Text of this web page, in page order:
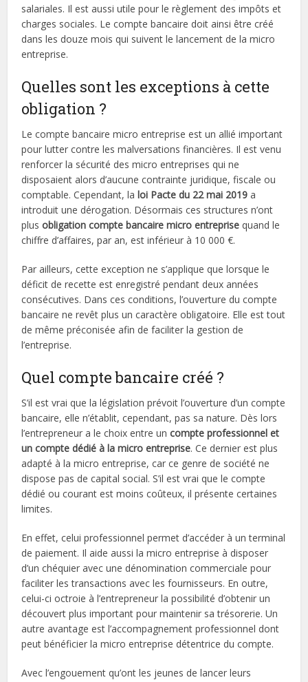
salariales. Il est aussi utile pour le règlement des impôts et
charges sociales. Le compte bancaire doit ainsi être créé
dans les douze mois qui suivent le lancement de la micro
entreprise.
Quelles sont les exceptions à cette
obligation ?
Le compte bancaire micro entreprise est un allié important
pour lutter contre les malversations financières. Il est venu
renforcer la sécurité des micro entreprises qui ne
disposaient alors d’aucune contrainte juridique, fiscale ou
comptable. Cependant, laloi Pacte du 22 mai 2019 a
introduit une dérogation. Désormais ces structures n’ont
plusobligation compte bancaire micro entreprise quand le
chiffre d’affaires, par an, est inférieur à 10 000 €.
Par ailleurs, cette exception ne s’applique que lorsque le
déficit de recette est enregistré pendant deux années
consécutives. Dans ces conditions, l’ouverture du compte
bancaire ne revêt plus un caractère obligatoire. Elle est tout
de même préconisée afin de faciliter la gestion de
l’entreprise.
Quel compte bancaire créé ?
S’il est vrai que la législation prévoit l’ouverture d’un compte
bancaire, elle n’établit, cependant, pas sa nature. Dès lors
l’entrepreneur a le choix entre uncompte professionnel et
un compte dédié à la micro entreprise. Ce dernier est plus
adapté à la micro entreprise, car ce genre de société ne
dispose pas de capital social. S’il est vrai que le compte
dédié ou courant est moins coûteux, il présente certaines
limites.
En effet, celui professionnel permet d’accéder à un terminal
de paiement. Il aide aussi la micro entreprise à disposer
d’un chéquier avec une dénomination commerciale pour
faciliter les transactions avec les fournisseurs. En outre,
celui-ci octroie à l’entrepreneur la possibilité d’obtenir un
découvert plus important pour maintenir sa trésorerie. Un
autre avantage est l’accompagnement professionnel dont
peut bénéficier la micro entreprise détentrice du compte.
Avec l’engouement qu’ont les jeunes de lancer leurs